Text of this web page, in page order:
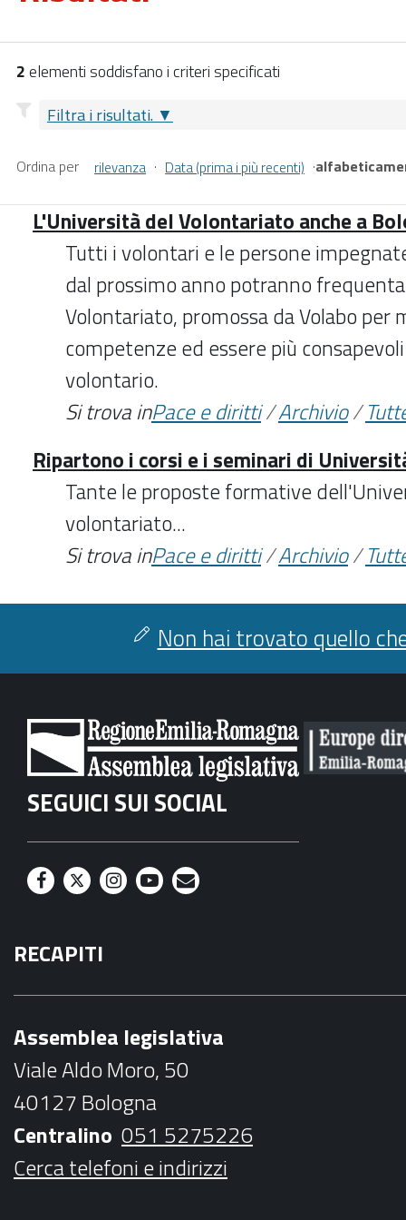
2elementi soddisfano i criteri specificati
Filtra i risultati.
Ordina per rilevanza · Data (prima i più recenti) ·
L'Università del Volontariato anche a
Tutti i volontari e le persone
dal prossimo anno potranno
Volontariato, promossa da Volabo per
competenze ed essere più
volontario.
Si trova inPace e diritti/Archivio/
Ripartono i corsi e i seminari di
Tante le proposte formative
volontariato...
Si trova inPace e diritti/Archivio/
Non hai trovato quello
SEGUICI SUI SOCIAL
F
c
e
o
k
T
i
t
r
I
t
r
a
m
Y
t
b
e
M
l
RECAPITI
Assemblea legislativa
Viale Aldo Moro, 50
40127 Bologna
Centralino 051 5275226
Cerca telefoni e indirizzi